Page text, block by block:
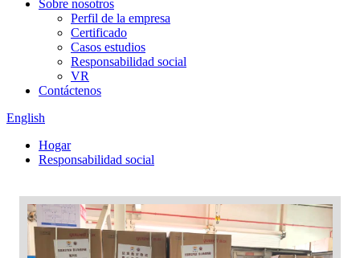
Sobre nosotros
Perfil de la empresa
Certificado
Casos estudios
Responsabilidad social
VR
Contáctenos
English
Hogar
Responsabilidad social